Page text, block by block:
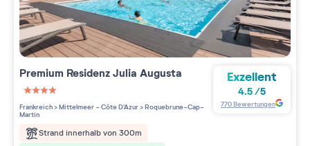
Premium ResidenzJulia Augusta
4 étoiles sur 5
Frankreich>Mittelmeer - Côte D'Azur>Roquebrune-Cap-
Martin
Strand innerhalb von 300m
Exzellent
4.5/5
770Bewertungen